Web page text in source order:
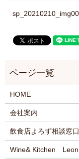
HOME
会社案内
飲食店よろず相談窓
Wine& Kitchen Leon